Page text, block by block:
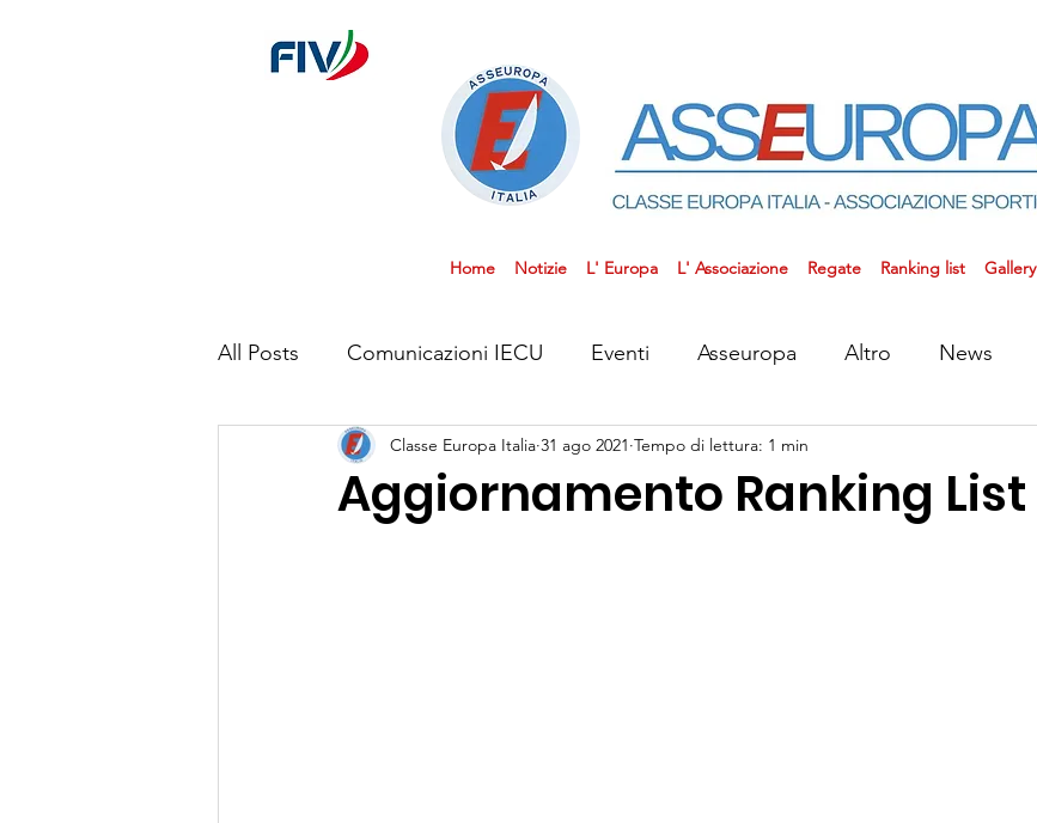
Home Notizie L' Europa L' Associazione Regate Ranking list Gallery
All Posts Comunicazioni IECU Eventi Asseuropa Altro News
Aggiornamento Ranking List
Classe Europa Italia 31 ago 2021 Tempo di lettura: 1 min